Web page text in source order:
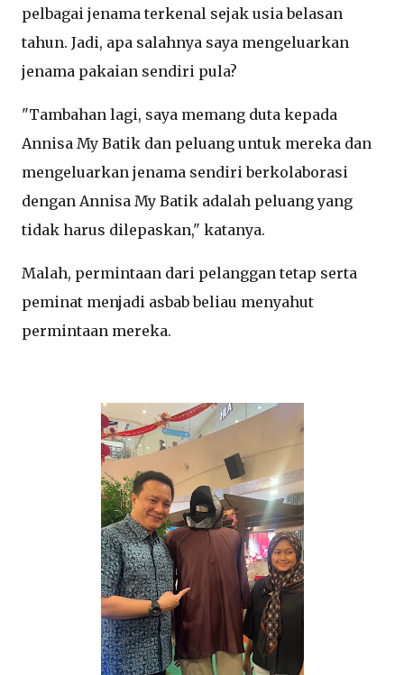
pelbagai jenama terkenal sejak usia belasan
tahun. Jadi, apa salahnya saya mengeluarkan
jenama pakaian sendiri pula?
"Tambahan lagi, saya memang duta kepada
Annisa My Batik dan peluang untuk mereka dan
mengeluarkan jenama sendiri berkolaborasi
dengan Annisa My Batik adalah peluang yang
tidak harus dilepaskan," katanya.
Malah, permintaan dari pelanggan tetap serta
peminat menjadi asbab beliau menyahut
permintaan mereka.